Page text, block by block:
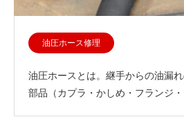
油圧ホース修理
油圧ホースとは。継手からの油漏
部品（カプラ・かしめ・フランジ